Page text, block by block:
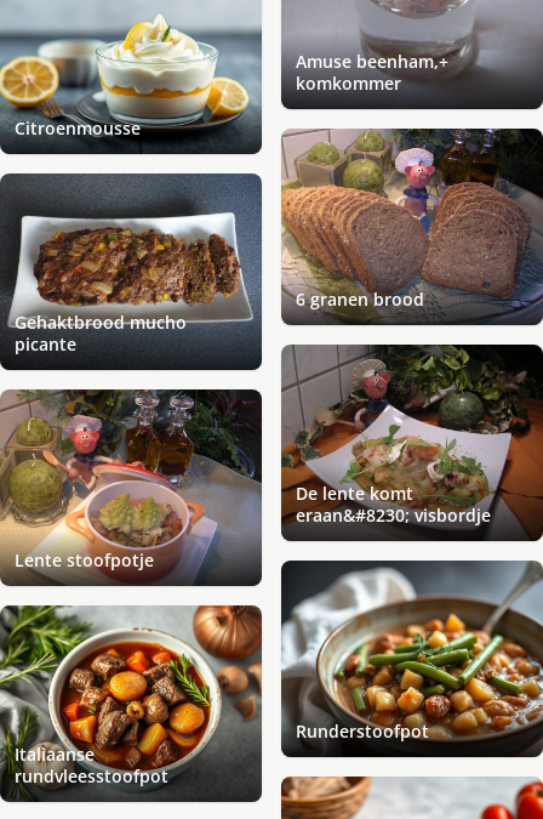
Amuse beenham,+
komkommer
Citroenmousse
6 granen brood
Gehaktbrood mucho
picante
De lente komt
eraan&#8230; visbordje
Lente stoofpotje
Runderstoofpot
Italiaanse
rundvleesstoofpot